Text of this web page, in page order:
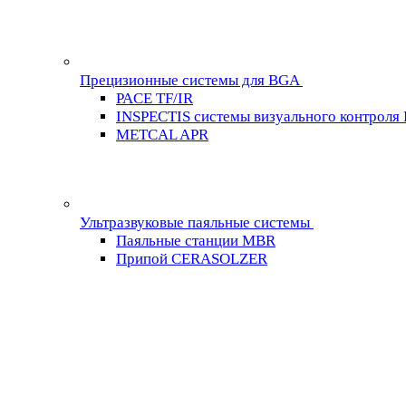
Прецизионные системы для BGA
PACE TF/IR
INSPECTIS системы визуального контроля
METCAL APR
Ультразвуковые паяльные системы
Паяльные станции MBR
Припой CERASOLZER